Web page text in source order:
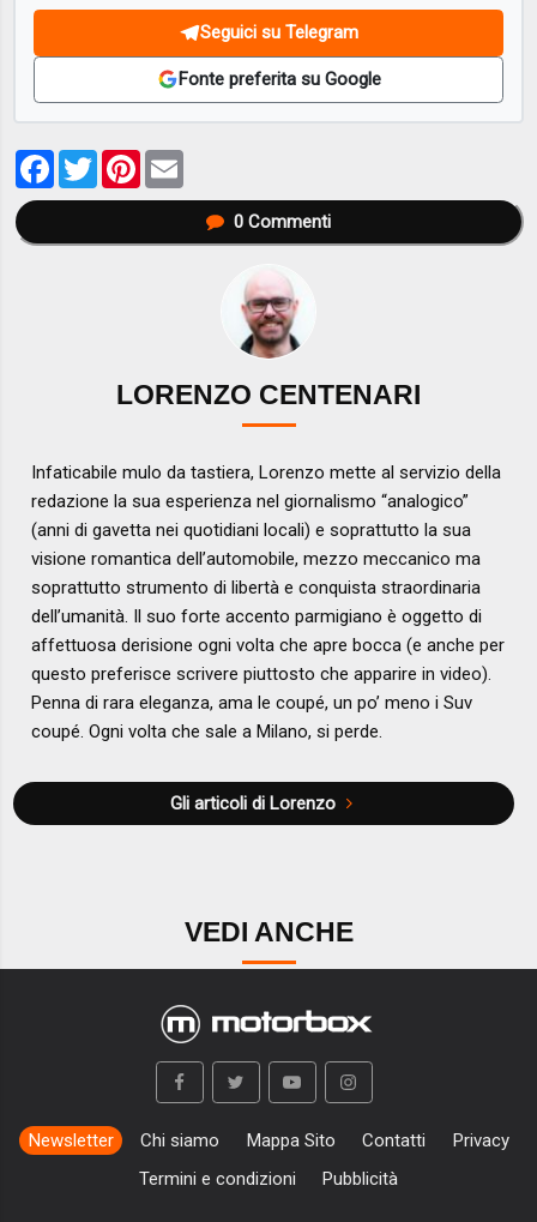
Seguici su Telegram
Fonte preferita su Google
Facebook
TwitterPinterest
0Commenti
LORENZO CENTENARI
Infaticabile mulo da tastiera, Lorenzo mette al servizio della
redazione la sua esperienza nel giornalismo “analogico”
(anni di gavetta nei quotidiani locali) e soprattutto la sua
visione romantica dell’automobile, mezzo meccanico ma
soprattutto strumento di libertà e conquista straordinaria
dell’umanità. Il suo forte accento parmigiano è oggetto di
affettuosa derisione ogni volta che apre bocca (e anche per
questo preferisce scrivere piuttosto che apparire in video).
Penna di rara eleganza, ama le coupé, un po’ meno i Suv
coupé. Ogni volta che sale a Milano, si perde.
Gli articoli di Lorenzo
VEDI ANCHE
Newsletter Chi siamo Mappa Sito Contatti
Privacy
Termini e condizioni
Pubblicità